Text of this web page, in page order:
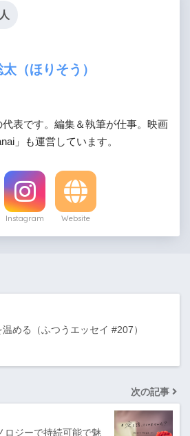
（ほりそう）
表です。編集＆執筆が仕事。映画
」も運営しています。
Instagram Website
める（ふつうエッセイ #207）
次の記事
ロジーで持続可能で魅